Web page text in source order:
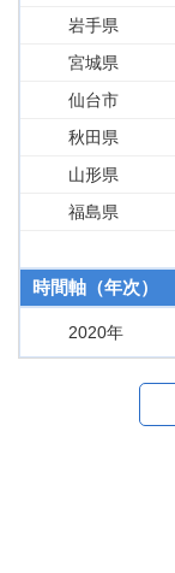
岩手県
宮城県
仙台市
秋田県
山形県
福島県
時間軸（年次）
2020年